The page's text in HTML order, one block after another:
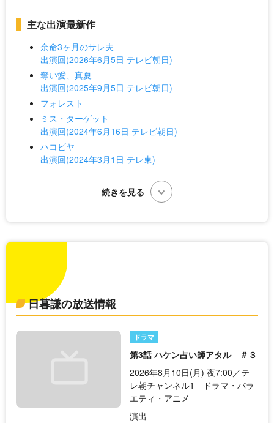
主な出演最新作
余命3ヶ月のサレ夫
出演回(2026年6月5日 テレビ朝日)
奪い愛、真夏
出演回(2025年9月5日 テレビ朝日)
フォレスト
ミス・ターゲット
出演回(2024年6月16日 テレビ朝日)
ハコビヤ
出演回(2024年3月1日 テレ東)
日暮謙の放送情報
ドラマ
第3話 ハケン占い師アタル ＃３
2026年8月10日(月) 夜7:00／テ
レ朝チャンネル1 ドラマ・バラ
エティ・アニメ
演出